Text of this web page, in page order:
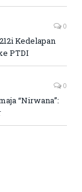
0
Kedelapan
PTDI
0
“Nirwana”: